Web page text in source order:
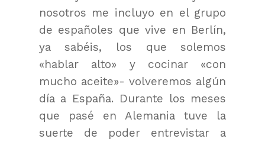
nosotros me incluyo en el grupo
de españoles que vive en Berlín,
ya sabéis, los que solemos
«hablar alto» y cocinar «con
mucho aceite»- volveremos algún
día a España. Durante los meses
que pasé en Alemania tuve la
suerte de poder entrevistar a